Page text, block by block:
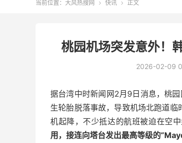
当前位置： 大风热搜网  快讯  正文
桃园机场突发意外！
2026-02-09
据台湾中时新闻网2月9日消息，桃
生轮胎脱落事故，导致机场北跑道
机起降，不少抵达的航班被迫在空中
用，接连向塔台发出最高等级的